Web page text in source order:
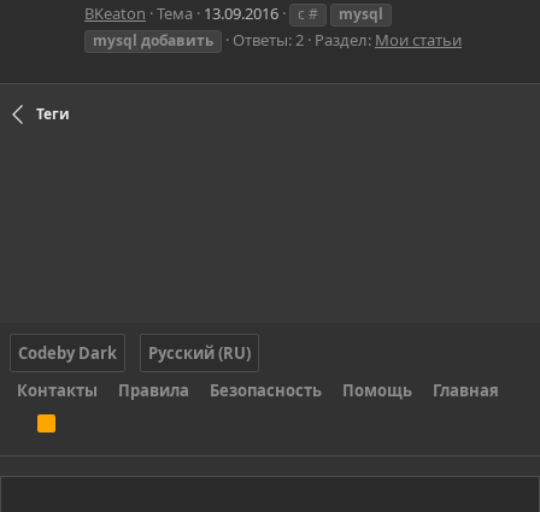
BKeaton Тема 13.09.2016 c #
mysql
mysql добавить Ответы: 2 Раздел: Мои статьи
Теги
Codeby Dark
Русский (RU)
Контакты
Правила Безопасность Помощь Главная
S